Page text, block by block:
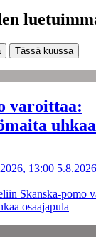
Tässä kuussa
varoittaa:
13:00 5.8.2026
Skanska-pomo
osaajapula